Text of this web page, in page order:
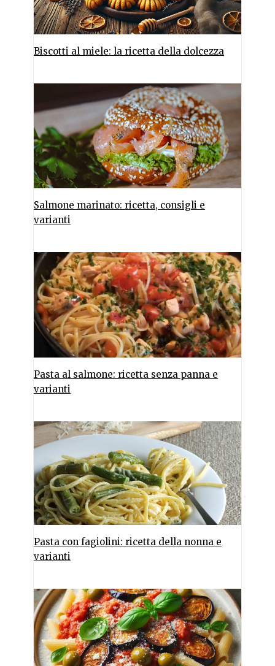
Biscotti al miele: la ricetta della dolcezza
Salmone marinato: ricetta, consigli e
varianti
Pasta al salmone: ricetta senza panna e
varianti
Pasta con fagiolini: ricetta della nonna e
varianti